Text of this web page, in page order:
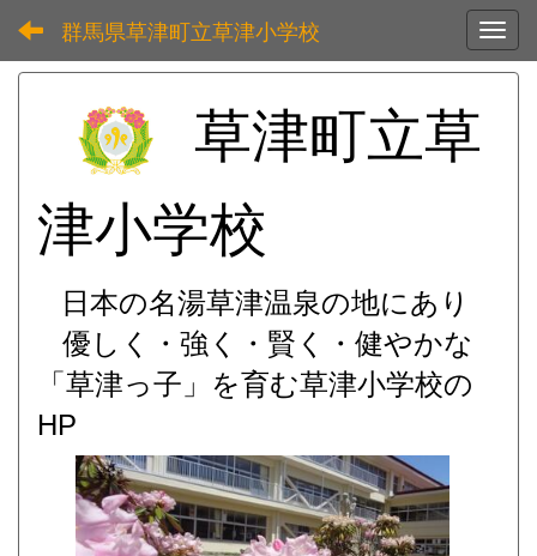
群馬県草津町立草津小学校
草津町立草
津小学校
日本の名湯草津温泉の地にあり
優しく・強く・賢く・健やかな
「草津っ子」を育む草津小学校の
HP